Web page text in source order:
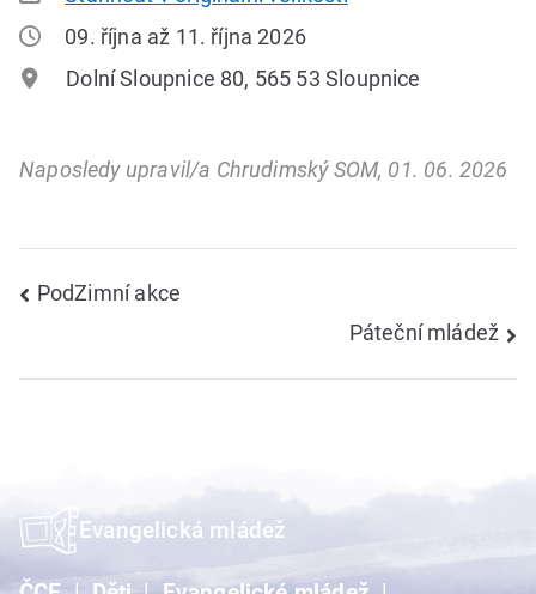
09. října až 11. října 2026
Dolní Sloupnice 80, 565 53 Sloupnice
Naposledy upravil/a Chrudimský SOM, 01. 06. 2026
Navigace
PodZimní akce
Páteční mládež
Evangelická mládež